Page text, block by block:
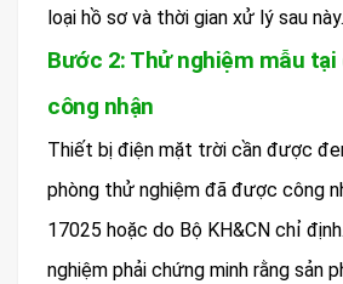
loại hồ sơ và thời gian xử lý sau này.
Bước 2: Thử nghiệm mẫu
công nhận
Thiết bị điện mặt trời cần được
phòng thử nghiệm đã được công
17025 hoặc do Bộ KH&CN chỉ
nghiệm phải chứng minh rằng sản